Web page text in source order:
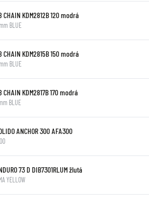
KDM2812B 120 modrá
BLUE
KDM2815B 150 modrá
BLUE
KDM2817B 170 modrá
BLUE
ANCHOR 300 AFA300
73 D DIB7301RLUM žlutá
YELLOW